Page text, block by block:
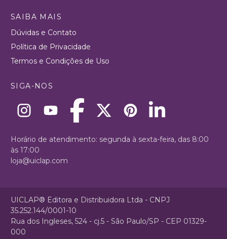
SAIBA MAIS
Dúvidas e Contato
Política de Privacidade
Termos e Condições de Uso
SIGA-NOS
Horário de atendimento: segunda à sexta-feira, das 8:00
às 17:00
loja@uiclap.com
UICLAP® Editora e Distribuidora Ltda - CNPJ
35.252.144/0001-10
Rua dos Ingleses, 524 - cj.5 - São Paulo/SP - CEP 01329-
000